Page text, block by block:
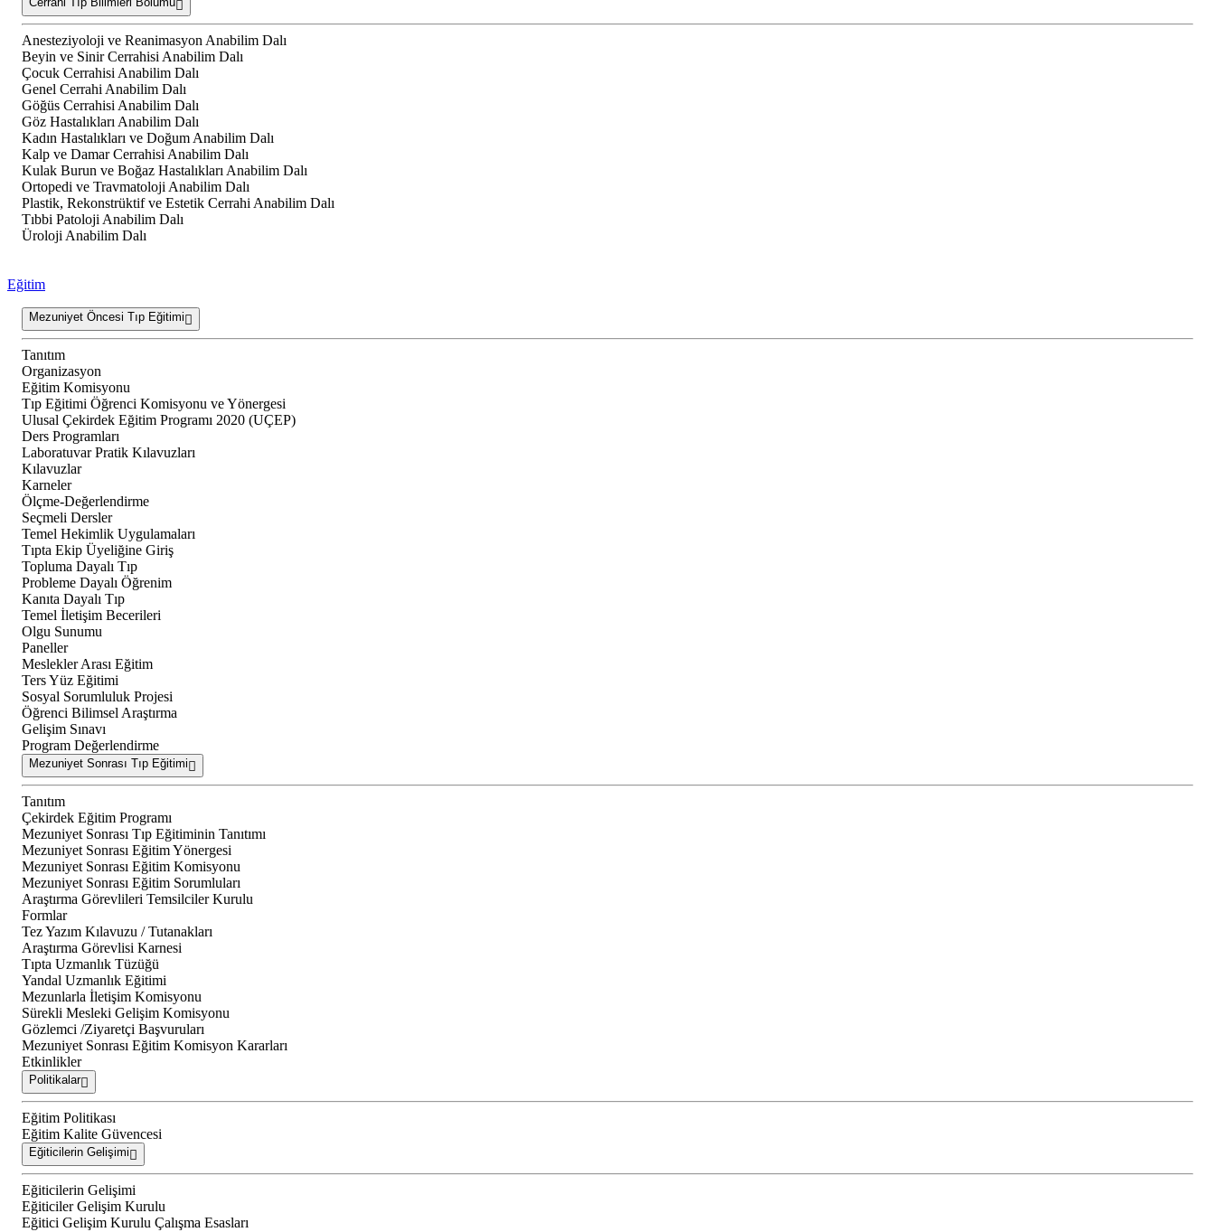
Anesteziyoloji ve Reanimasyon Anabilim Dalı
Beyin ve Sinir Cerrahisi Anabilim Dalı
Çocuk Cerrahisi Anabilim Dalı
Genel Cerrahi Anabilim Dalı
Göğüs Cerrahisi Anabilim Dalı
Göz Hastalıkları Anabilim Dalı
Kadın Hastalıkları ve Doğum Anabilim Dalı
Kalp ve Damar Cerrahisi Anabilim Dalı
Kulak Burun ve Boğaz Hastalıkları Anabilim Dalı
Ortopedi ve Travmatoloji Anabilim Dalı
Plastik, Rekonstrüktif ve Estetik Cerrahi Anabilim Dalı
Tıbbi Patoloji Anabilim Dalı
Üroloji Anabilim Dalı
Eğitim
Mezuniyet Öncesi Tıp Eğitimi
Tanıtım
Organizasyon
Eğitim Komisyonu
Tıp Eğitimi Öğrenci Komisyonu ve Yönergesi
Ulusal Çekirdek Eğitim Programı 2020 (UÇEP)
Ders Programları
Laboratuvar Pratik Kılavuzları
Kılavuzlar
Karneler
Ölçme-Değerlendirme
Seçmeli Dersler
Temel Hekimlik Uygulamaları
Tıpta Ekip Üyeliğine Giriş
Topluma Dayalı Tıp
Probleme Dayalı Öğrenim
Kanıta Dayalı Tıp
Temel İletişim Becerileri
Olgu Sunumu
Paneller
Meslekler Arası Eğitim
Ters Yüz Eğitimi
Sosyal Sorumluluk Projesi
Öğrenci Bilimsel Araştırma
Gelişim Sınavı
Program Değerlendirme
Mezuniyet Sonrası Tıp Eğitimi
Tanıtım
Çekirdek Eğitim Programı
Mezuniyet Sonrası Tıp Eğitiminin Tanıtımı
Mezuniyet Sonrası Eğitim Yönergesi
Mezuniyet Sonrası Eğitim Komisyonu
Mezuniyet Sonrası Eğitim Sorumluları
Araştırma Görevlileri Temsilciler Kurulu
Formlar
Tez Yazım Kılavuzu / Tutanakları
Araştırma Görevlisi Karnesi
Tıpta Uzmanlık Tüzüğü
Yandal Uzmanlık Eğitimi
Mezunlarla İletişim Komisyonu
Sürekli Mesleki Gelişim Komisyonu
Gözlemci /Ziyaretçi Başvuruları
Mezuniyet Sonrası Eğitim Komisyon Kararları
Etkinlikler
Politikalar
Eğitim Politikası
Eğitim Kalite Güvencesi
Eğiticilerin Gelişimi
Eğiticilerin Gelişimi
Eğiticiler Gelişim Kurulu
Eğitici Gelişim Kurulu Çalışma Esasları